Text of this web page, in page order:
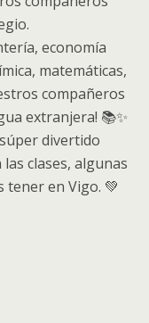
economía
matemáticas,
compañeros
extranjera! 📚✨
divertido
clases, algunas
tener en Vigo. 💚